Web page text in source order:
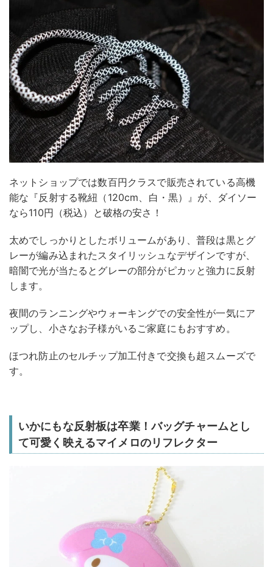
ネットショップでは数百円クラスで販売されている高機
能な『反射する靴紐（120cm、白・黒）』が、ダイソー
なら110円（税込）と破格の安さ！
太めでしっかりとしたボリュームがあり、普段は黒とグ
レーが編み込まれたスタイリッシュなデザインですが、
暗闇で光が当たるとグレーの部分がピカッと強力に反射
します。
夜間のランニングやウォーキングでの安全性が一気にア
ップし、小さなお子様がいるご家庭にもおすすめ。
ほつれ防止のセルチップ加工付きで交換も超スムーズで
す。
いかにもな反射板は卒業！バッグチャームとし
て可愛く映えるマイメロのリフレクター